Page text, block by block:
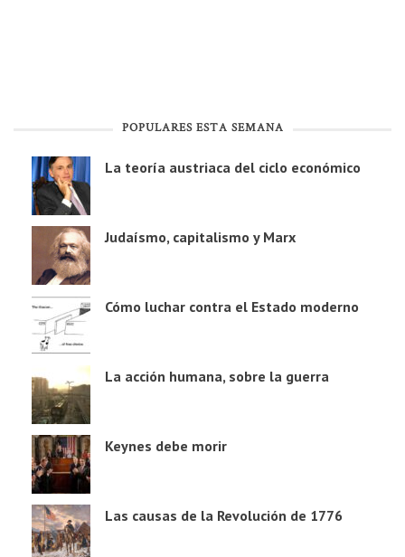
POPULARES ESTA SEMANA
La teoría austriaca del ciclo económico
Judaísmo, capitalismo y Marx
Cómo luchar contra el Estado moderno
La acción humana, sobre la guerra
Keynes debe morir
Las causas de la Revolución de 1776